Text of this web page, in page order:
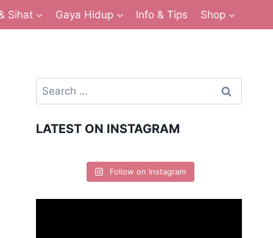
Sihat Gaya Hidup Info & Tips Shop
LATEST ON INSTAGRAM
Follow on Instagram